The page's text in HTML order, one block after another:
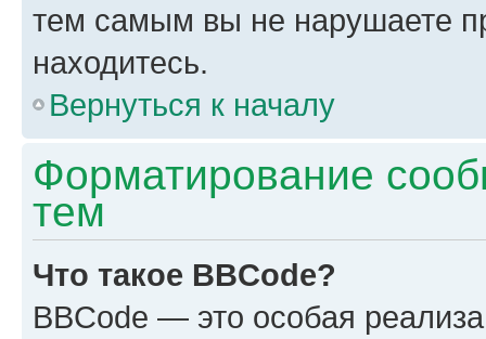
тем самым вы не нарушаете
находитесь.
Вернуться к началу
Форматирование
тем
Что такое BBCode?
BBCode — это особая